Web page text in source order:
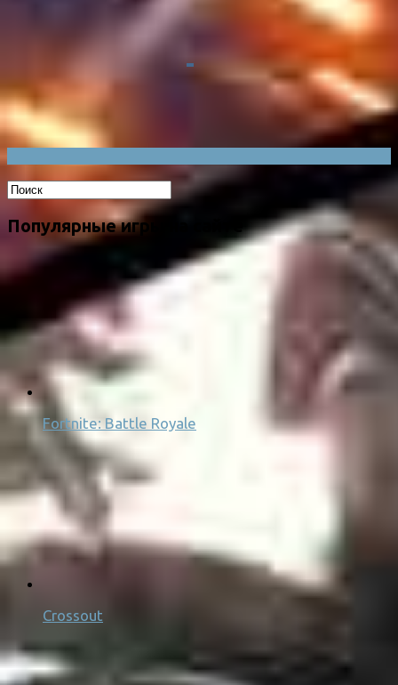
Популярные игры на сайте
Fortnite: Battle Royale
Crossout